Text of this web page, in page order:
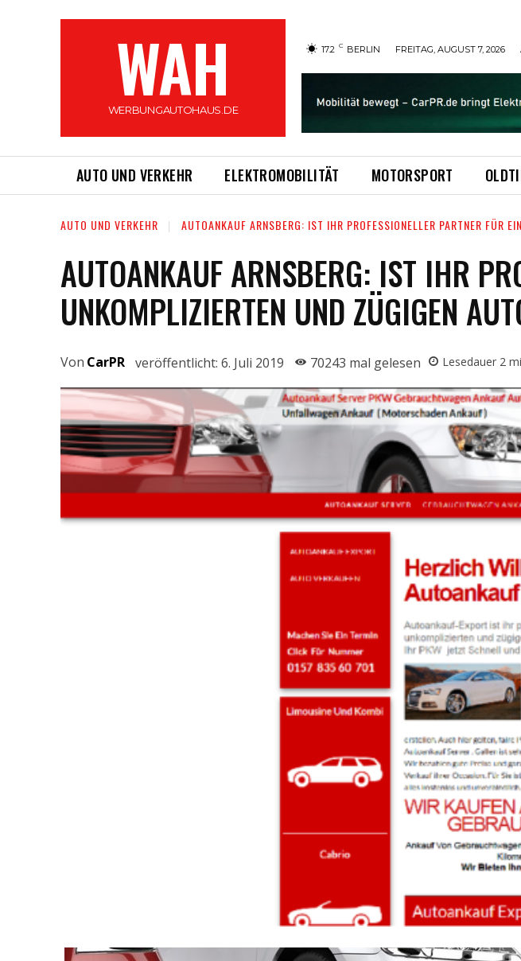
WAH
WERBUNGAUTOHAUS.DE
17.2 C BERLIN FREITAG, AUGUST 7, 2026
AUTO UND VERKEHR ELEKTROMOBILITÄT MOTORSPORT
AUTO UND VERKEHR AUTOANKAUF ARNSBERG: IST IHR PROFESSIONELLER PARTNER FÜR
AUTOANKAUF ARNSBERG: IST IHR
UNKOMPLIZIERTEN UND ZÜGIGEN
Von CarPR veröffentlicht: 6. Juli 2019 70243 mal gelesen Lesedauer 2